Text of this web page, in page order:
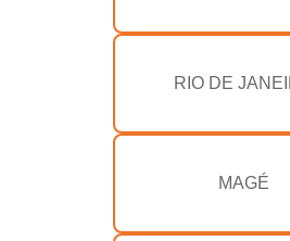
RIO DE
MAGÉ